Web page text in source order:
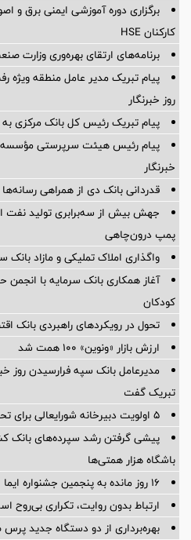
برگزاری دوره آموزشی ایمنی برق
کارکنان HSE
برنامه‌های ارتقای بهره‌وری وزارت
روز خبرنگار
پیام تبریک رئیس کل بانک مرکزی به
پیام رئیس هیئت سرپرستی مؤسسه
خبرنگار
قدردانی بانک دی از همراهی
جهش بیش از سه‌برابری تولید نفت
پمپ درون‌چاهی
واگذاری املاک تملیکی و مازاد
آغاز همکاری بانک سرمایه با انجمن
کودکان
تحول در رویکردهای راهبردی بانک
ارزش بازار «ونوین» 100 همت شد
مدیرعامل بانک سپه فرارسیدن روز
تبریک گفت
5 اولویت دبیرخانه شورایعالی برای تحول در مناطق آزاد
پیشی گرفتن رشد سپرده‌های بانک
باشگاه هزار همتی‌ها
16 روز مانده به پنجمین جشنواره ایما
ارتباط بدون روایت، تکراری بی‌روح
بهره‌برداری از دو دستگاه جدید